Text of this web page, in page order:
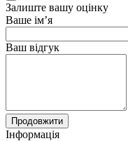
Залиште вашу оцінку
Ваше ім’я
Ваш відгук
Продовжити
Інформація